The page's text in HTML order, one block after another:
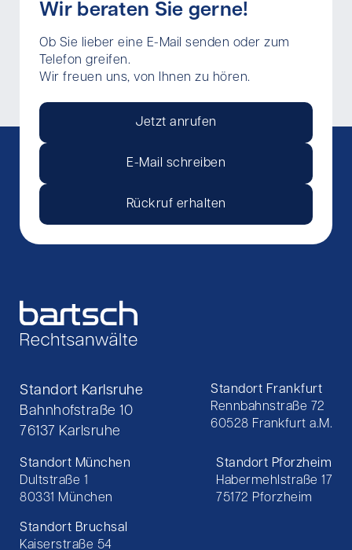
Wir beraten Sie gerne!
Ob Sie lieber eine E-Mail senden oder zum
Telefon greifen.
Wir freuen uns, von Ihnen zu hören.
Jetzt anrufen
E-Mail schreiben
Rückruf erhalten
Standort Karlsruhe
Bahnhofstraße 10
76137 Karlsruhe
Standort Frankfurt
Rennbahnstraße 72
60528 Frankfurt a.M.
Standort München
Dultstraße 1
80331 München
Standort Pforzheim
Habermehlstraße 17
75172 Pforzheim
Standort Bruchsal
Kaiserstraße 54